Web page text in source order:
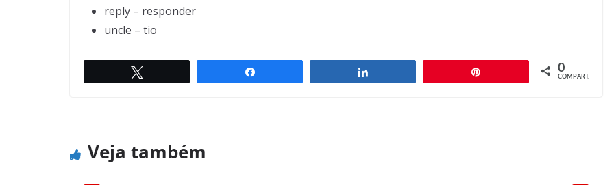
reply – responder
uncle – tio
0
COMPART.
Veja também